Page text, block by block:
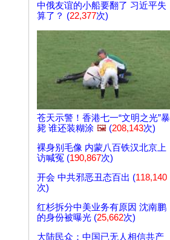
中俄友谊的小船要翻了 习近平失
算了？ (22,377次)
苍天示警！香港七一“文明之光”暴
毙 谁还装糊涂 🖼️ (208,143次)
裸身别毛像 内蒙八百铁汉北京上
访喊冤 (190,867次)
开会 中共邪恶丑态百出 (118,140
次)
红杉拆分中美业务有原因 沈南鹏
的身份被曝光 (25,662次)
大陆民众：中国已无人相信共产